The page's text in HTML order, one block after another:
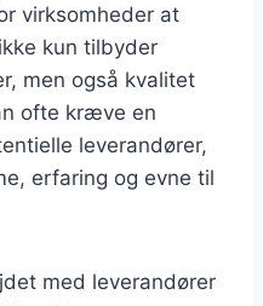
virksomheder at
kun tilbyder
men også kvalitet
ofte kræve en
leverandører,
erfaring og evne til
med leverandører